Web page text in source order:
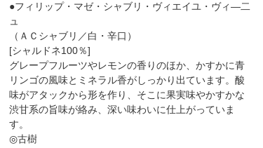
●フィリップ・マゼ・シャブリ・ヴィエイユ・ヴィ―二
ュ
（ＡＣシャブリ／白・辛口）
[シャルドネ100％]
グレープフルーツやレモンの香りのほか、かすかに青
リンゴの風味とミネラル香がしっかり出ています。酸
味がアタックから形を作り、そこに果実味やかすかな
渋甘系の旨味が絡み、深い味わいに仕上がっていま
す。
◎古樹